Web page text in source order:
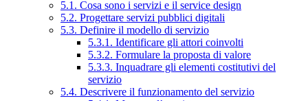
5.1. Cosa sono i servizi e il service design
5.2. Progettare servizi pubblici digitali
5.3. Definire il modello di servizio
5.3.1. Identificare gli attori coinvolti
5.3.2. Formulare la proposta di valore
5.3.3. Inquadrare gli elementi costitutivi del
servizio
5.4. Descrivere il funzionamento del servizio